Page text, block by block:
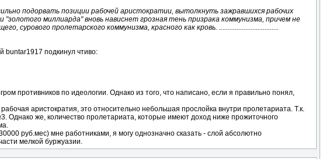
подорвать позиции рабочей аристократии, вытолкнуть зажравшихся рабочих
миллиарда" вновь нависнет грозная тень призрака коммунизма, причем не
сурового пролетарского коммунизма, красного как кровь. ..................................
buntar1917 подкинул чтиво:
противников по идеологии. Однако из того, что написано, если я правильно понял,
аристократия, это относительно небольшая прослойка внутри пролетариата. Т.к.
Однако же, количество пролетариата, которые имеют доход ниже прожиточного
руб.мес) мне работниками, я могу однозначно сказать - слой абсолютно
мелкой буржуазии.